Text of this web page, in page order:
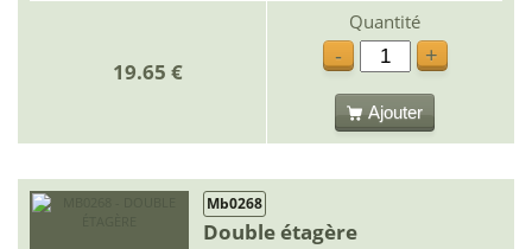
19.65 €
Quantité
-
+
Ajouter
Mb0268
Double étagère